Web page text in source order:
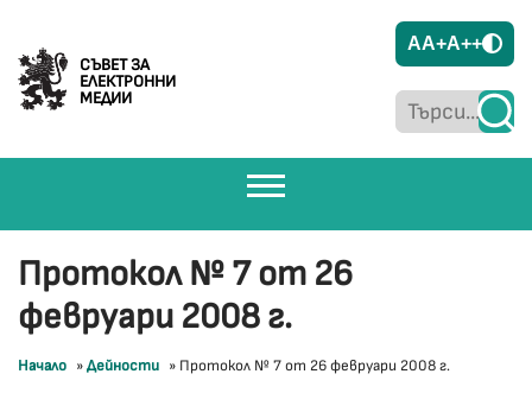
СЪВЕТ ЗА
ЕЛЕКТРОННИ
МЕДИИ
AA+A++
Протокол № 7 от 26
февруари 2008 г.
Начало »Дейности » Протокол № 7 от 26 февруари 2008 г.